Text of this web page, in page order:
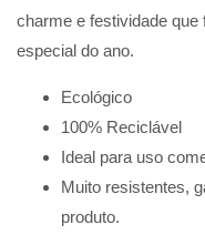
charme e festividade
especial do ano.
Ecológico
100% Reciclável
Ideal para uso
Muito resistentes,
produto.